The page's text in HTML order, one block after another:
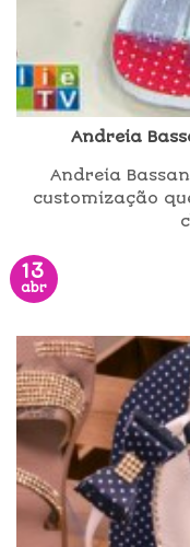
Andreia
Andreia
customização
13
abr